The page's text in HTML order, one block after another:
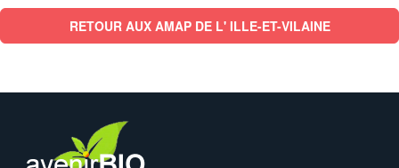
RETOUR AUX AMAP DE L' ILLE-ET-VILAINE